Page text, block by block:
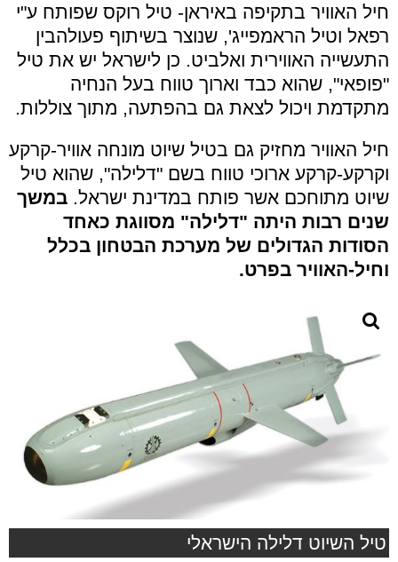
חיל האוויר בתקיפה באיראן- טיל רוקס שפותח ע"י
רפאל וטיל הראמפייג', שנוצר בשיתוף פעולהבין
התעשייה האווירית ואלביט. כן לישראל יש את טיל
"פופאי", שהוא כבד וארוך טווח בעל הנחיה
מתקדמת ויכול לצאת גם בהפתעה, מתוך צוללות.
חיל האוויר מחזיק גם בטיל שיוט מונחה אוויר-קרקע
וקרקע-קרקע ארוכי טווח בשם "דלילה", שהוא טיל
שיוט מתוחכם אשר פותח במדינת ישראל. במשך
שנים רבות היתה "דלילה" מסווגת כאחד
הסודות הגדולים של מערכת הבטחון בכלל
וחיל-האוויר בפרט.
טיל השיוט דלילה הישראלי